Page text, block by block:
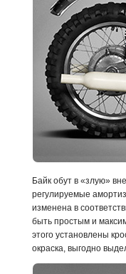
Байк обут в «злую»
регулируемые
изменена в
быть простым и
этого установлены
окраска, выгодно